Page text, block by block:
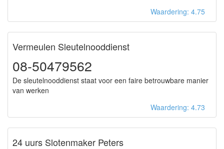
Waardering: 4.75
Vermeulen Sleutelnooddienst
08-50479562
De sleutelnooddienst staat voor een faire betrouwbare manier
van werken
Waardering: 4.73
24 uurs Slotenmaker Peters